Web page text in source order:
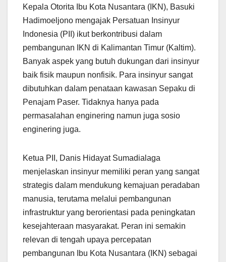
Kepala Otorita Ibu Kota Nusantara (IKN), Basuki
Hadimoeljono mengajak Persatuan Insinyur
Indonesia (PII) ikut berkontribusi dalam
pembangunan IKN di Kalimantan Timur (Kaltim).
Banyak aspek yang butuh dukungan dari insinyur
baik fisik maupun nonfisik. Para insinyur sangat
dibutuhkan dalam penataan kawasan Sepaku di
Penajam Paser. Tidaknya hanya pada
permasalahan enginering namun juga sosio
enginering juga.
Ketua PII, Danis Hidayat Sumadialaga
menjelaskan insinyur memiliki peran yang sangat
strategis dalam mendukung kemajuan peradaban
manusia, terutama melalui pembangunan
infrastruktur yang berorientasi pada peningkatan
kesejahteraan masyarakat. Peran ini semakin
relevan di tengah upaya percepatan
pembangunan Ibu Kota Nusantara (IKN) sebagai